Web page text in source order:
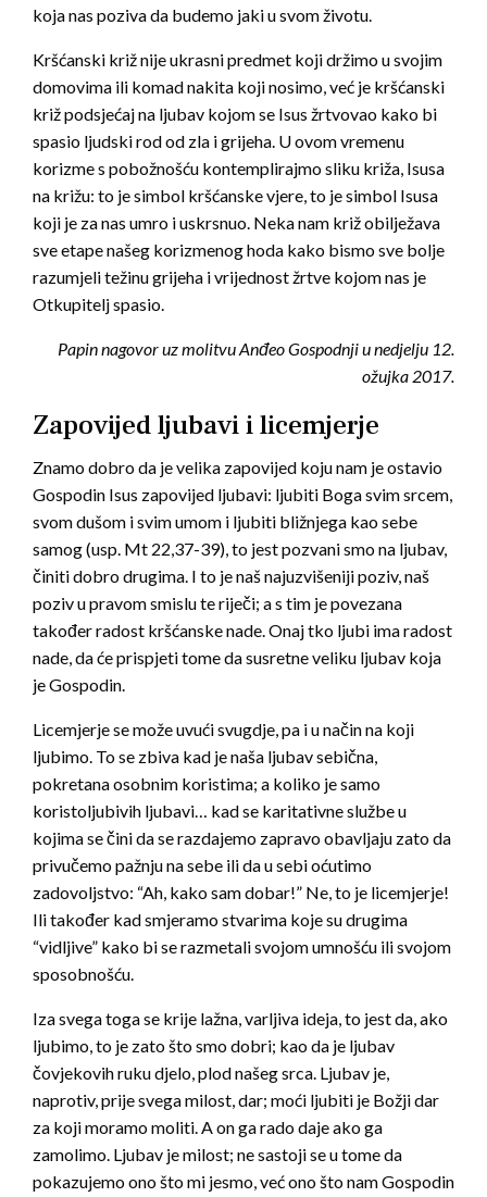
koja nas poziva da budemo jaki u svom životu.
Kršćanski križ nije ukrasni predmet koji držimo u svojim
domovima ili komad nakita koji nosimo, već je kršćanski
križ podsjećaj na ljubav kojom se Isus žrtvovao kako bi
spasio ljudski rod od zla i grijeha. U ovom vremenu
korizme s pobožnošću kontemplirajmo sliku križa, Isusa
na križu: to je simbol kršćanske vjere, to je simbol Isusa
koji je za nas umro i uskrsnuo. Neka nam križ obilježava
sve etape našeg korizmenog hoda kako bismo sve bolje
razumjeli težinu grijeha i vrijednost žrtve kojom nas je
Otkupitelj spasio.
Papin nagovor uz molitvu Anđeo Gospodnji u nedjelju 12.
ožujka 2017.
Zapovijed ljubavi i licemjerje
Znamo dobro da je velika zapovijed koju nam je ostavio
Gospodin Isus zapovijed ljubavi: ljubiti Boga svim srcem,
svom dušom i svim umom i ljubiti bližnjega kao sebe
samog (usp. Mt 22,37-39), to jest pozvani smo na ljubav,
činiti dobro drugima. I to je naš najuzvišeniji poziv, naš
poziv u pravom smislu te riječi; a s tim je povezana
također radost kršćanske nade. Onaj tko ljubi ima radost
nade, da će prispjeti tome da susretne veliku ljubav koja
je Gospodin.
Licemjerje se može uvući svugdje, pa i u način na koji
ljubimo. To se zbiva kad je naša ljubav sebična,
pokretana osobnim koristima; a koliko je samo
koristoljubivih ljubavi… kad se karitativne službe u
kojima se čini da se razdajemo zapravo obavljaju zato da
privučemo pažnju na sebe ili da u sebi oćutimo
zadovoljstvo: “Ah, kako sam dobar!” Ne, to je licemjerje!
Ili također kad smjeramo stvarima koje su drugima
“vidljive” kako bi se razmetali svojom umnošću ili svojom
sposobnošću.
Iza svega toga se krije lažna, varljiva ideja, to jest da, ako
ljubimo, to je zato što smo dobri; kao da je ljubav
čovjekovih ruku djelo, plod našeg srca. Ljubav je,
naprotiv, prije svega milost, dar; moći ljubiti je Božji dar
za koji moramo moliti. A on ga rado daje ako ga
zamolimo. Ljubav je milost; ne sastoji se u tome da
pokazujemo ono što mi jesmo, već ono što nam Gospodin